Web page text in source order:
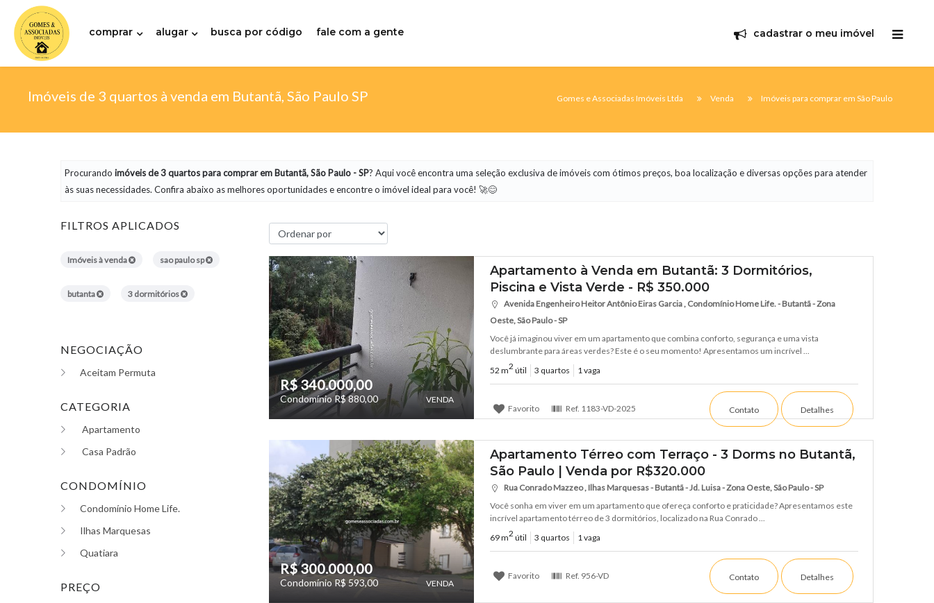
comprar alugar busca por código fale com a gente cadastrar o meu imóvel
Imóveis de 3 quartos à venda em Butantã, São Paulo SP Gomes e Associadas Imóveis Ltda Venda Imóveis para comprar em São Paulo
Procurando imóveisde 3 quartos para comprar em Butantã, São Paulo - SP? Aqui você encontra uma seleção exclusiva de imóveis com ótimos preços, boa localização e diversas opções para atender
às suas necessidades. Confira abaixo as melhores oportunidades e encontre o imóvel ideal para você! 🚀😊
FILTROS APLICADOS
Imóveis à venda sao paulo sp
butanta 3 dormitórios
NEGOCIAÇÃO
Aceitam Permuta
CATEGORIA
Apartamento
Casa Padrão
CONDOMÍNIO
Condomínio Home Life.
Ilhas Marquesas
Quatiara
PREÇO
R$ 340.000,00
Condomínio R$ 880,00 VENDA
Apartamento à Venda em Butantã: 3 Dormitórios,
Piscina e Vista Verde - R$ 350.000
Avenida Engenheiro Heitor Antônio Eiras Garcia , Condomínio Home Life. - Butantã - Zona
Oeste, São Paulo - SP
Você já imaginou viver em um apartamento que combina conforto, segurança e uma vista
deslumbrante para áreas verdes? Este é o seu momento! Apresentamos um incrível ...
52 m2 útil 3 quartos 1 vaga
Favorito Ref. 1183-VD-2025 Detalhes
Contato
R$ 300.000,00
Condomínio R$ 593,00 VENDA
Apartamento Térreo com Terraço - 3 Dorms no Butantã,
São Paulo | Venda por R$320.000
Rua Conrado Mazzeo , Ilhas Marquesas - Butantã - Jd. Luisa - Zona Oeste, São Paulo - SP
Você sonha em viver em um apartamento que ofereça conforto e praticidade? Apresentamos este
incrível apartamento térreo de 3 dormitórios, localizado na Rua Conrado ...
69 m2 útil 3 quartos 1 vaga
Favorito Ref. 956-VD Detalhes
Contato